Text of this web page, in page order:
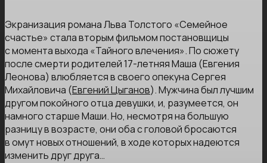
Экранизация романа Льва Толстого «Семейное
счастье» стала вторым фильмом постановщицы
с момента выхода «Тайного влечения». По сюжету
после смерти родителей 17-летняя Маша (Евгения
Леонова) влюбляется в своего опекуна Сергея
Михайловича (Евгений Цыганов). Мужчина был лучшим
другом покойного отца девушки, и, разумеется, он
намного старше Маши. Но, несмотря на большую
разницу в возрасте, они оба с головой бросаются
в омут новых отношений, в ходе которых надеются
изменить друг друга…